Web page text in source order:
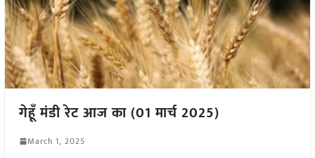
गेहूँ मंडी रेट आज का (01 मार्च 2025)
March 1, 2025